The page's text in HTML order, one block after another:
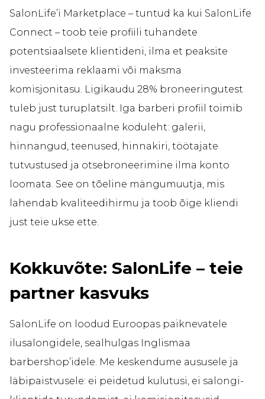
SalonLife’i Marketplace – tuntud ka kui SalonLife
Connect – toob teie profiili tuhandete
potentsiaalsete klientideni, ilma et peaksite
investeerima reklaami või maksma
komisjonitasu. Ligikaudu 28% broneeringutest
tuleb just turuplatsilt. Iga barberi profiil toimib
nagu professionaalne koduleht: galerii,
hinnangud, teenused, hinnakiri, töötajate
tutvustused ja otsebroneerimine ilma konto
loomata. See on tõeline mängumuutja, mis
lahendab kvaliteedihirmu ja toob õige kliendi
just teie ukse ette.
Kokkuvõte: SalonLife – teie
partner kasvuks
SalonLife on loodud Euroopas paiknevatele
ilusalongidele, sealhulgas Inglismaa
barbershop’idele. Me keskendume aususele ja
läbipaistvusele: ei peidetud kulutusi, ei salongi-